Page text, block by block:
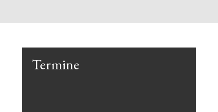
Termine